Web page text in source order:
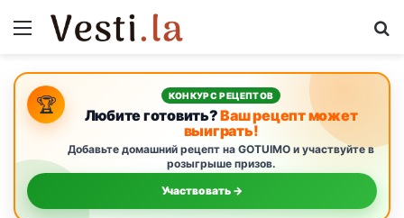
Menu
🏆 КОНКУРС РЕЦЕПТОВ
Любите готовить?Ваш рецепт может
выиграть!
Добавьте домашний рецепт на GOTUIMO и участвуйте в
розыгрыше призов.
Участвовать →